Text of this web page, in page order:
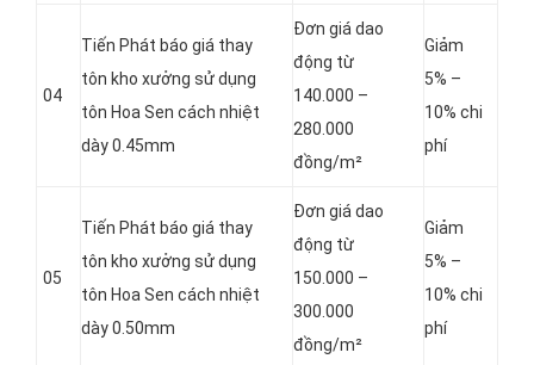
04
Tiến Phát báo giá thay
tôn kho xưởng sử dụng
tôn Hoa Sen cách nhiệt
dày 0.45mm
Đơn giá dao
động từ
140.000 –
280.000
đồng/m²
Giảm
5% –
10% chi
phí
05
Tiến Phát báo giá thay
tôn kho xưởng sử dụng
tôn Hoa Sen cách nhiệt
dày 0.50mm
Đơn giá dao
động từ
150.000 –
300.000
đồng/m²
Giảm
5% –
10% chi
phí